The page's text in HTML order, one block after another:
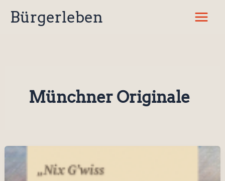
InhaltBürgerleben
Münchner Originale